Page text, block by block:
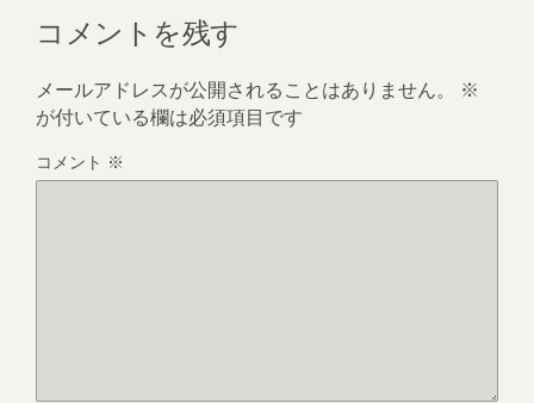
コメントを残す
メールアドレスが公開されることはありません。
※
が付いている欄は必須項目です
コメント ※